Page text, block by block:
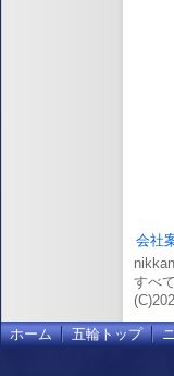
会社
すべ
ホーム 五輪トップ